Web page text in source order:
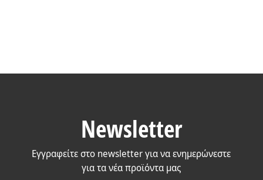
Newsletter
Εγγραφείτε στο newsletter για να ενημερώνεστε
για τα νέα προϊόντα μας